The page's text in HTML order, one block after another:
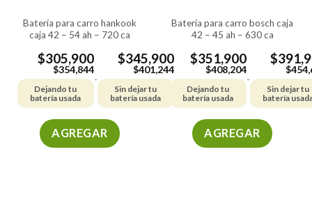
batería para carro hankook
caja 42 – 54 ah – 720 ca
$305,900
$354,844
Dejando tu
batería usada
-
$345,900
$401,244
Sin dejar tu
batería usada
AGREGAR
batería para carro bosch caja
42 – 45 ah – 630 ca
$351,900
$408,204
Dejando tu
batería usada
-
$
$
Sin dejar tu
batería
AGREGAR